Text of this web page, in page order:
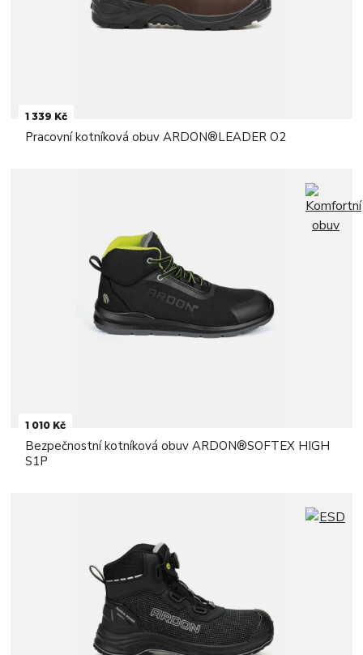
1 339 Kč
Pracovní kotníková obuv ARDON®LEADER O2
1 010 Kč
Bezpečnostní kotníková obuv ARDON®SOFTEX HIGH
S1P